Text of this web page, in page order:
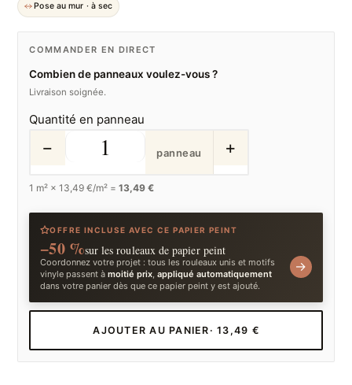
Pose au mur · à sec
COMMANDER EN DIRECT
Combien de panneaux voulez-vous ?
Livraison soignée.
Quantité en panneau
− panneau +
1 m² ×13,49 €/m² =13,49 €
OFFRE INCLUSE AVEC CE PAPIER PEINT
−50 %sur les rouleaux de papier peint
Coordonnez votre projet : tous les rouleaux unis et motifs
vinyle passent àmoitié prix,appliqué automatiquement
dans votre panier dès que ce papier peint y est ajouté.
→
AJOUTER AU PANIER · 13,49 €